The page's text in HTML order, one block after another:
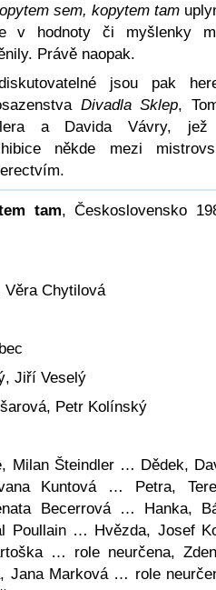
sem, kopytem tam
v hodnoty či myšlenky
Právě naopak.
jsou pak
Divadla Sklep,
a Davida Vávry,
někde mezi
tam, Československo
Chytilová
Jiří Veselý
Petr Kolínský
Milan Šteindler … Dědek,
Kuntová … Petra,
Becerrová … Hanka,
Poullain … Hvězda, Josef
… role neurčena,
Jana Marková … role